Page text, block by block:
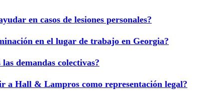
en casos de lesiones personales?
en el lugar de trabajo en Georgia?
demandas colectivas?
a Hall & Lampros como representación legal?